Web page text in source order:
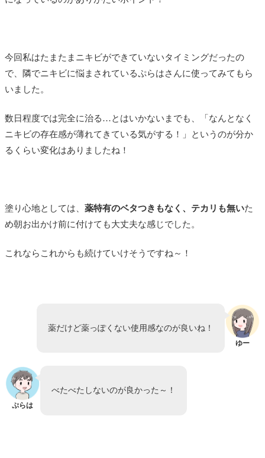
今回私はたまたまニキビができていないタイミングだったの
で、隣でニキビに悩まされているぷらはさんに使ってみてもら
いました。
数日程度では完全に治る…とはいかないまでも、「なんとなく
ニキビの存在感が薄れてきている気がする！」というのが分か
るくらい変化はありましたね！
塗り心地としては、 薬特有のベタつきもなく、テカリも無いた
め朝お出かけ前に付けても大丈夫な感じでした。
これならこれからも続けていけそうですね～！
ゆー
薬だけど薬っぽくない使用感なのが良いね！
ぷらは
べたべたしないのが良かった～！